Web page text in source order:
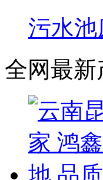
污水
全网最新